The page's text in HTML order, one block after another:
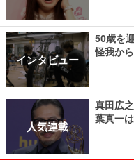
インタビュー
50歳を
怪我か
人気連載
真田広
葉真一